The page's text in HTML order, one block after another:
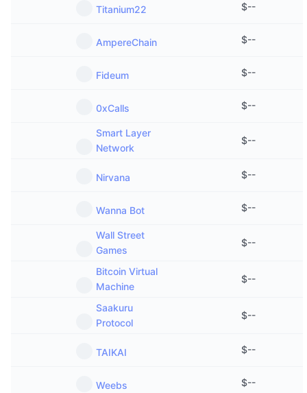
Titanium22 $--
AmpereChain $--
Fideum $--
0xCalls $--
Smart Layer
Network
$--
Nirvana $--
Wanna Bot $--
Wall Street
Games
$--
Bitcoin Virtual
Machine
$--
Saakuru
Protocol
$--
TAIKAI $--
Weebs $--